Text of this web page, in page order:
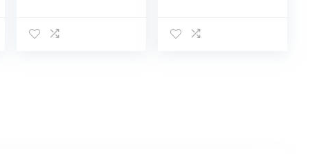
Natuur Landschap
muurkunst foto’s